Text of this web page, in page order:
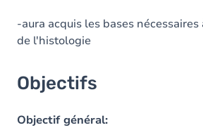
-aura acquis les bases
de l'histologie
Objectifs
Objectif général: